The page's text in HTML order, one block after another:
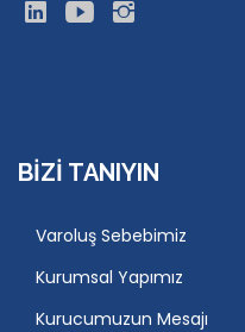
BIZI TANIYIN
Varoluş Sebebimiz
Kurumsal Yapımız
Kurucumuzun Mesajı